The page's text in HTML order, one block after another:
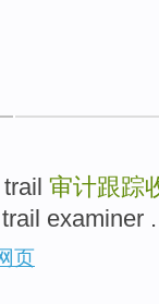
审计跟踪
examiner
页